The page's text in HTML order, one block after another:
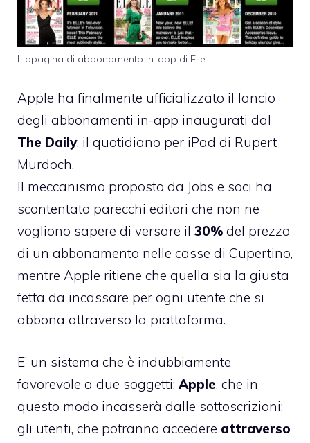
L apagina di abbonamento in-app di Elle
Apple ha finalmente ufficializzato il lancio
degli abbonamenti in-app inaugurati dal
The Daily, il quotidiano per iPad di Rupert
Murdoch.
Il meccanismo proposto da Jobs e soci ha
scontentato parecchi editori che non ne
vogliono sapere di versare il 30% del prezzo
di un abbonamento nelle casse di Cupertino,
mentre Apple ritiene che quella sia la giusta
fetta da incassare per ogni utente che si
abbona attraverso la piattaforma.
E’ un sistema che è indubbiamente
favorevole a due soggetti: Apple, che in
questo modo incasserà dalle sottoscrizioni;
gli utenti, che potranno accedere attraverso